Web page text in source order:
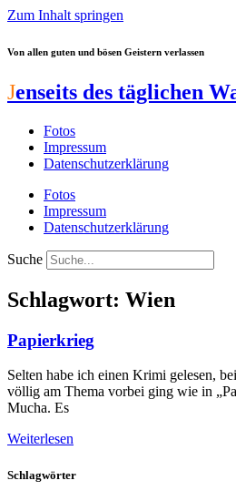
Zum Inhalt springen
Von allen guten und bösen Geistern verlassen
Jenseits des täglichen
Fotos
Impressum
Datenschutzerklärung
Fotos
Impressum
Datenschutzerklärung
Suche
Schlagwort: Wien
Papierkrieg
Selten habe ich einen Krimi gelesen,
völlig am Thema vorbei ging wie in
Mucha. Es
Weiterlesen
Schlagwörter